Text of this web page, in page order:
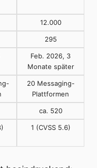
12.000
295
Feb. 2026, 3
Monate später
20 Messaging-
Plattformen
ca. 520
1 (CVSS 5.6)